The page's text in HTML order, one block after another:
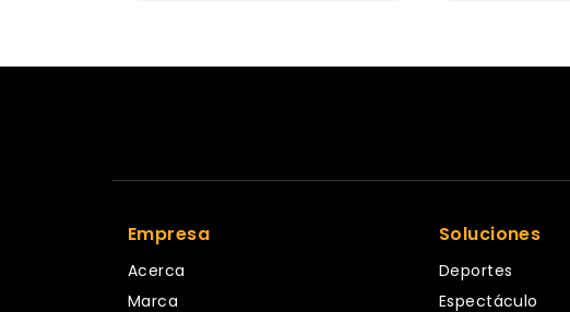
Empresa
Acerca
Marca
Soluciones
Deportes
Espectáculo